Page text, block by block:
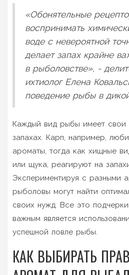
«Обонятельные
воспринимать
воде с невероятной
делает запах крайне
в рыболовстве», -
ихтиолог Елена
поведение рыбы в
Каждый вид рыбы имеет свои
запахах. Карп, например,
ароматы, тогда как хищные
или щука, реагируют на
Экспериментируя с разными
рыболовы могут найти
своих нужд. Все это
важным является
успешной ловле рыбы.
КАК ВЫБИРАТЬ